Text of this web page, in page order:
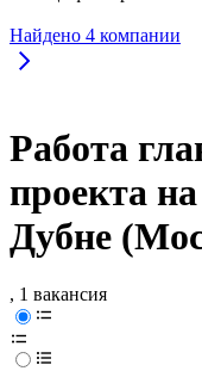
Найдено 4 компании
Работа
проекта
Дубне
, 1 вакансия